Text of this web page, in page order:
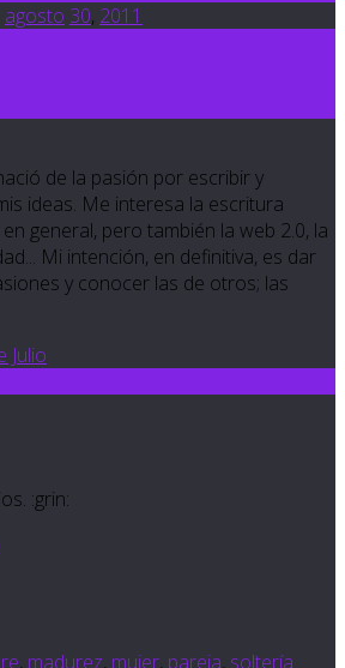
agosto 30, 2011
de la pasión por escribir y
ideas. Me interesa la escritura
general, pero también la web 2.0, la
Mi intención, en definitiva, es dar
y conocer las de otros; las
Julio
:grin:
, madurez, mujer, pareja, soltería